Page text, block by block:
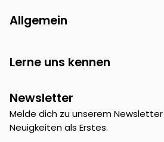
Allgemein
Lerne uns kennen
Newsletter
Melde dich zu unserem
Neuigkeiten als Erstes.